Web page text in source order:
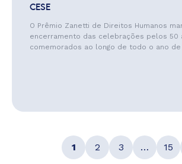
CESE
O Prêmio Zanetti de Direitos Humanos
encerramento das celebrações pelos 50
comemorados ao longo de todo o ano de
1 2 3 … 15